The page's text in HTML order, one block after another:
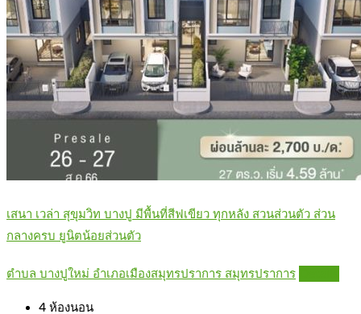
เสนา เวล่า สุขุมวิท บางปู มีพื้นที่สีฟเขียว ทุกหลัง สวนส่วนตัว ส่วน
กลางครบ ยูนิตน้อยส่วนตัว
ตำบล บางปูใหม่ อำเภอเมืองสมุทรปราการ สมุทรปราการ
4 ห้องนอน